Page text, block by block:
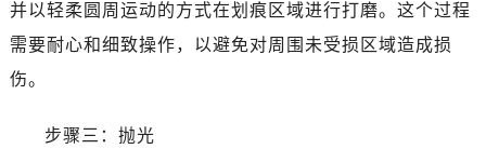
并以轻柔圆周运动的方式在划痕区域进行打磨。这个过程
需要耐心和细致操作，以避免对周围未受损区域造成损
伤。
步骤三：抛光